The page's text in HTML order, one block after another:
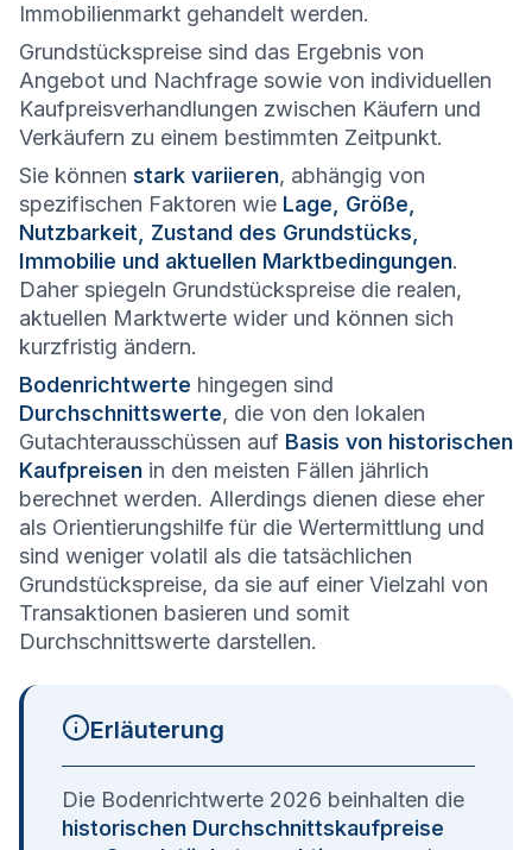
Immobilienmarkt gehandelt werden.
Grundstückspreise sind das Ergebnis von
Angebot und Nachfrage sowie von individuellen
Kaufpreisverhandlungen zwischen Käufern und
Verkäufern zu einem bestimmten Zeitpunkt.
Sie können stark variieren, abhängig von
spezifischen Faktoren wie Lage, Größe,
Nutzbarkeit, Zustand des Grundstücks,
Immobilie und aktuellen Marktbedingungen.
Daher spiegeln Grundstückspreise die realen,
aktuellen Marktwerte wider und können sich
kurzfristig ändern.
Bodenrichtwerte hingegen sind
Durchschnittswerte, die von den lokalen
Gutachterausschüssen auf Basis von historischen
Kaufpreisen in den meisten Fällen jährlich
berechnet werden. Allerdings dienen diese eher
als Orientierungshilfe für die Wertermittlung und
sind weniger volatil als die tatsächlichen
Grundstückspreise, da sie auf einer Vielzahl von
Transaktionen basieren und somit
Durchschnittswerte darstellen.
Erläuterung
Die Bodenrichtwerte 2026 beinhalten die
historischen Durchschnittskaufpreise